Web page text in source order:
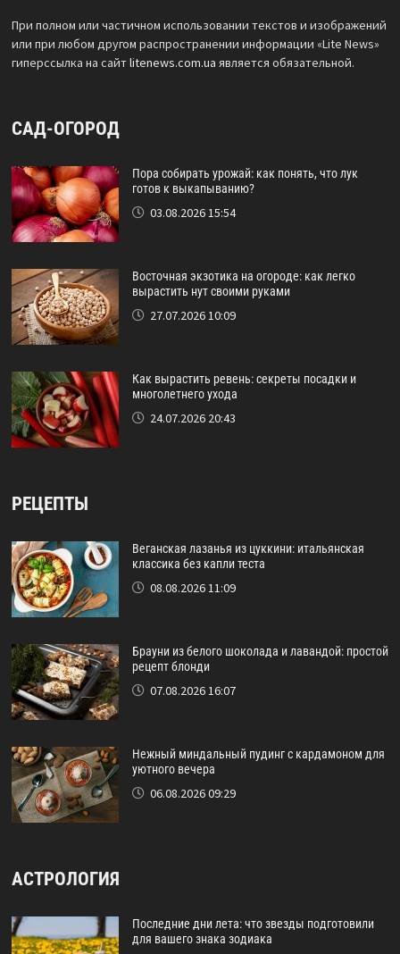
При полном или частичном использовании текстов и изображений
или при любом другом распространении информации «Lite News»
гиперссылка на сайтlitenews.com.ua является обязательной.
САД-ОГОРОД
Пора собирать урожай: как понять, что лук
готов к выкапыванию?
03.08.2026 15:54
Восточная экзотика на огороде: как легко
вырастить нут своими руками
27.07.2026 10:09
Как вырастить ревень: секреты посадки и
многолетнего ухода
24.07.2026 20:43
РЕЦЕПТЫ
Веганская лазанья из цуккини: итальянская
классика без капли теста
08.08.2026 11:09
Брауни из белого шоколада и лавандой: простой
рецепт блонди
07.08.2026 16:07
Нежный миндальный пудинг с кардамоном для
уютного вечера
06.08.2026 09:29
АСТРОЛОГИЯ
Последние дни лета: что звезды подготовили
для вашего знака зодиака